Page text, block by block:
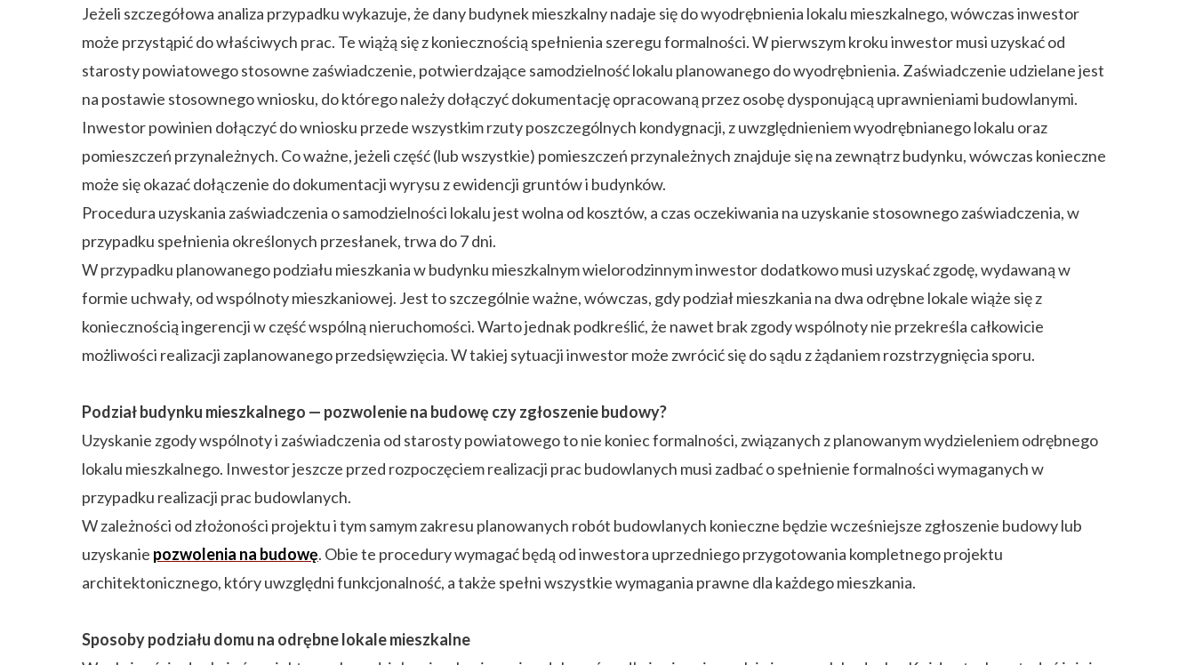
Jeżeli szczegółowa analiza przypadku wykazuje, że dany budynek mieszkalny nadaje się do wyodrębnienia lokalu mieszkalnego, wówczas inwestor
może przystąpić do właściwych prac. Te wiążą się z koniecznością spełnienia szeregu formalności. W pierwszym kroku inwestor musi uzyskać od
starosty powiatowego stosowne zaświadczenie, potwierdzające samodzielność lokalu planowanego do wyodrębnienia. Zaświadczenie udzielane jest
na postawie stosownego wniosku, do którego należy dołączyć dokumentację opracowaną przez osobę dysponującą uprawnieniami budowlanymi.
Inwestor powinien dołączyć do wniosku przede wszystkim rzuty poszczególnych kondygnacji, z uwzględnieniem wyodrębnianego lokalu oraz
pomieszczeń przynależnych. Co ważne, jeżeli część (lub wszystkie) pomieszczeń przynależnych znajduje się na zewnątrz budynku, wówczas konieczne
może się okazać dołączenie do dokumentacji wyrysu z ewidencji gruntów i budynków.
Procedura uzyskania zaświadczenia o samodzielności lokalu jest wolna od kosztów, a czas oczekiwania na uzyskanie stosownego zaświadczenia, w
przypadku spełnienia określonych przesłanek, trwa do 7 dni.
W przypadku planowanego podziału mieszkania w budynku mieszkalnym wielorodzinnym inwestor dodatkowo musi uzyskać zgodę, wydawaną w
formie uchwały, od wspólnoty mieszkaniowej. Jest to szczególnie ważne, wówczas, gdy podział mieszkania na dwa odrębne lokale wiąże się z
koniecznością ingerencji w część wspólną nieruchomości. Warto jednak podkreślić, że nawet brak zgody wspólnoty nie przekreśla całkowicie
możliwości realizacji zaplanowanego przedsięwzięcia. W takiej sytuacji inwestor może zwrócić się do sądu z żądaniem rozstrzygnięcia sporu.
Podział budynku mieszkalnego — pozwolenie na budowę czy zgłoszenie budowy?
Uzyskanie zgody wspólnoty i zaświadczenia od starosty powiatowego to nie koniec formalności, związanych z planowanym wydzieleniem odrębnego
lokalu mieszkalnego. Inwestor jeszcze przed rozpoczęciem realizacji prac budowlanych musi zadbać o spełnienie formalności wymaganych w
przypadku realizacji prac budowlanych.
W zależności od złożoności projektu i tym samym zakresu planowanych robót budowlanych konieczne będzie wcześniejsze zgłoszenie budowy lub
uzyskanie pozwolenia na budowę. Obie te procedury wymagać będą od inwestora uprzedniego przygotowania kompletnego projektu
architektonicznego, który uwzględni funkcjonalność, a także spełni wszystkie wymagania prawne dla każdego mieszkania.
Sposoby podziału domu na odrębne lokale mieszkalne